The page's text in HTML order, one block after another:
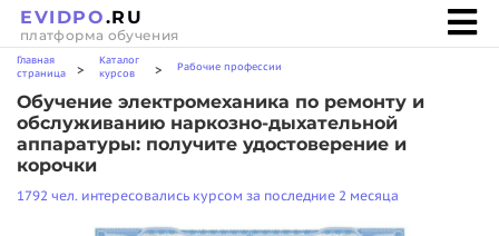
EVIDPO.RU
платформа обучения
Главная
страница
>
Каталог
курсов
> Рабочие профессии
Обучение электромеханика по ремонту и
обслуживанию наркозно-дыхательной
аппаратуры: получите удостоверение и
корочки
1792 чел. интересовались курсом за последние 2 месяца